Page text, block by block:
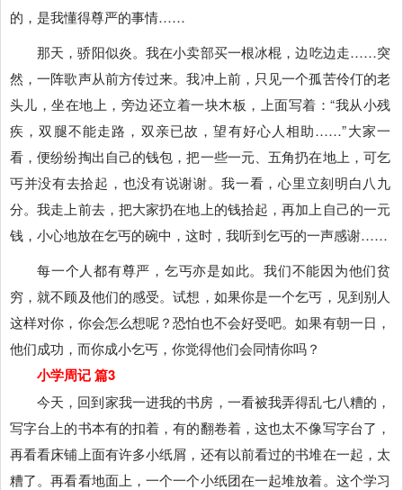
的，是我懂得尊严的事情……
那天，骄阳似炎。我在小卖部买一根冰棍，边吃边走……突
然，一阵歌声从前方传过来。我冲上前，只见一个孤苦伶仃的老
头儿，坐在地上，旁边还立着一块木板，上面写着：“我从小残
疾，双腿不能走路，双亲已故，望有好心人相助……”大家一
看，便纷纷掏出自己的钱包，把一些一元、五角扔在地上，可乞
丐并没有去拾起，也没有说谢谢。我一看，心里立刻明白八九
分。我走上前去，把大家扔在地上的钱拾起，再加上自己的一元
钱，小心地放在乞丐的碗中，这时，我听到乞丐的一声感谢……
每一个人都有尊严，乞丐亦是如此。我们不能因为他们贫
穷，就不顾及他们的感受。试想，如果你是一个乞丐，见到别人
这样对你，你会怎么想呢？恐怕也不会好受吧。如果有朝一日，
他们成功，而你成小乞丐，你觉得他们会同情你吗？
小学周记 篇3
今天，回到家我一进我的书房，一看被我弄得乱七八糟的，
写字台上的书本有的扣着，有的翻卷着，这也太不像写字台了，
再看看床铺上面有许多小纸屑，还有以前看过的书堆在一起，太
糟了。再看看地面上，一个一个小纸团在一起堆放着。这个学习